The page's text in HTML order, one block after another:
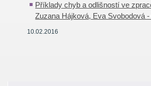
Příklady chyb a odlišností ve
Zuzana Hájková, Eva Svobodová
10.02.2016